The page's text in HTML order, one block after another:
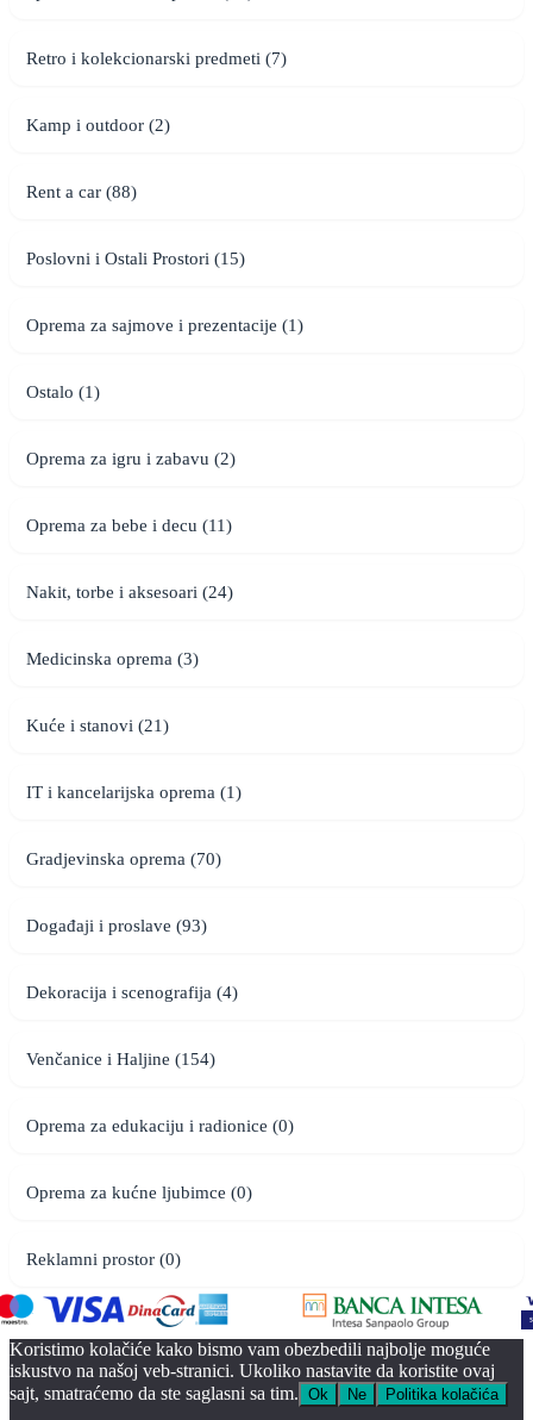
Retro i kolekcionarski predmeti (7)
Kamp i outdoor (2)
Rent a car (88)
Poslovni i Ostali Prostori (15)
Oprema za sajmove i prezentacije (1)
Ostalo (1)
Oprema za igru i zabavu (2)
Oprema za bebe i decu (11)
Nakit, torbe i aksesoari (24)
Medicinska oprema (3)
Kuće i stanovi (21)
IT i kancelarijska oprema (1)
Gradjevinska oprema (70)
Događaji i proslave (93)
Dekoracija i scenografija (4)
Venčanice i Haljine (154)
Oprema za edukaciju i radionice (0)
Oprema za kućne ljubimce (0)
Reklamni prostor (0)
Koristimo kolačiće kako bismo vam obezbedili najbolje moguće
iskustvo na našoj veb-stranici. Ukoliko nastavite da koristite ovaj
sajt, smatraćemo da ste saglasni sa tim. Ok Ne Politika kolačića